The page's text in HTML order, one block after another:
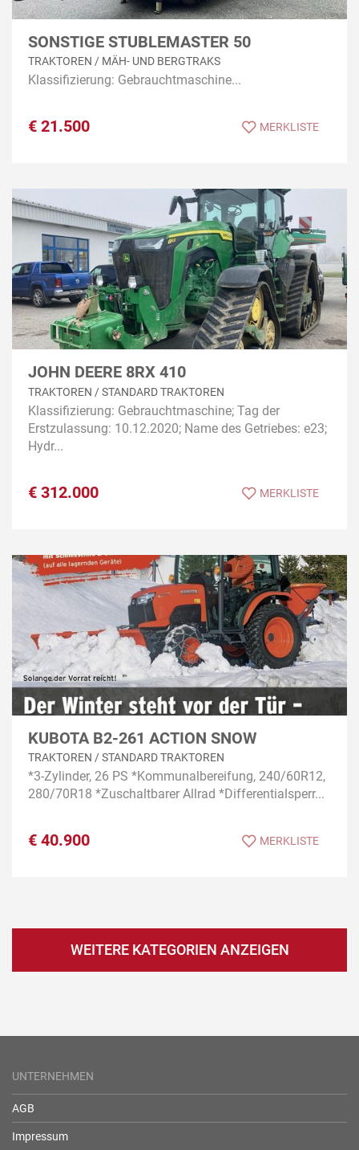
SONSTIGE STUBLEMASTER 50
TRAKTOREN / MÄH- UND BERGTRAKS
Klassifizierung: Gebrauchtmaschine...
€ 21.500 MERKLISTE
JOHN DEERE 8RX 410
TRAKTOREN / STANDARD TRAKTOREN
Klassifizierung: Gebrauchtmaschine; Tag der
Erstzulassung: 10.12.2020; Name des Getriebes: e23;
Hydr...
€ 312.000 MERKLISTE
KUBOTA B2-261 ACTION SNOW
TRAKTOREN / STANDARD TRAKTOREN
*3-Zylinder, 26 PS *Kommunalbereifung, 240/60R12,
280/70R18 *Zuschaltbarer Allrad *Differentialsperr...
€ 40.900 MERKLISTE
WEITERE KATEGORIEN ANZEIGEN
UNTERNEHMEN
AGB
Impressum